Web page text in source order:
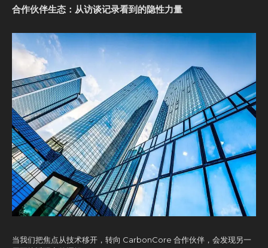
合作伙伴生态：从访谈记录看到的隐性力量
当我们把焦点从技术移开，转向 CarbonCore 合作伙伴，会发现另一